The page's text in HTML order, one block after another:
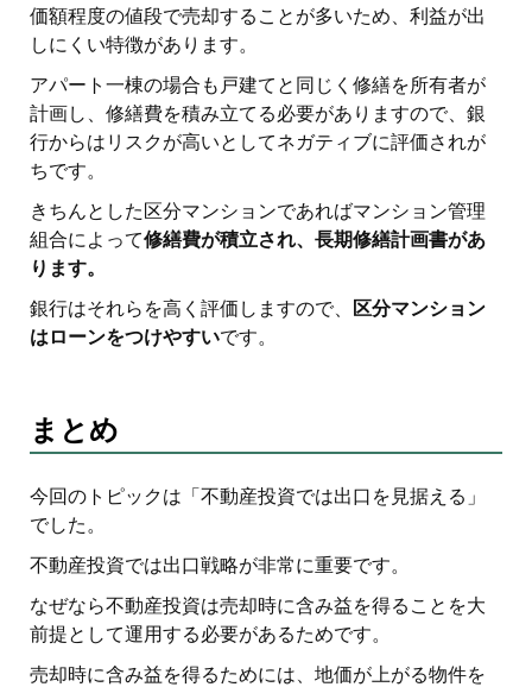
価額程度の値段で売却することが多いため、利益が出
しにくい特徴があります。
アパート一棟の場合も戸建てと同じく修繕を所有者が
計画し、修繕費を積み立てる必要がありますので、銀
行からはリスクが高いとしてネガティブに評価されが
ちです。
きちんとした区分マンションであればマンション管理
組合によって修繕費が積立され、長期修繕計画書があ
ります。
銀行はそれらを高く評価しますので、
区分マンション
はローンをつけやすいです。
まとめ
今回のトピックは「不動産投資では出口を見据える」
でした。
不動産投資では出口戦略が非常に重要です。
なぜなら不動産投資は売却時に含み益を得ることを大
前提として運用する必要があるためです。
売却時に含み益を得るためには、地価が上がる物件を